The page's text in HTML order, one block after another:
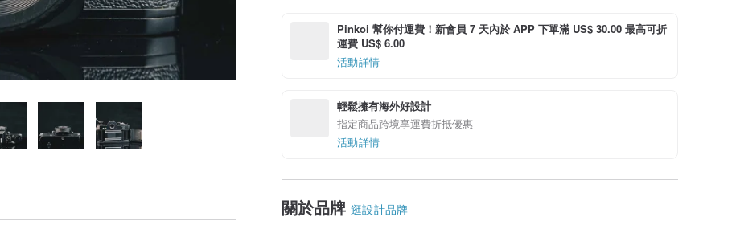
Pinkoi 幫你付運費！新會員 7 天內於 APP 下單滿 US$ 30.00 最高可折
運費 US$ 6.00
活動詳情
輕鬆擁有海外好設計
指定商品跨境享運費折抵優惠
活動詳情
關於品牌 逛設計品牌